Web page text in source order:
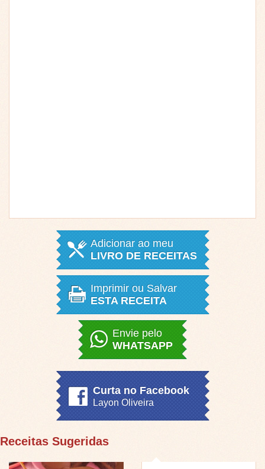
Adicionar ao meu
LIVRO DE RECEITAS
Imprimir ou Salvar
ESTA RECEITA
Envie pelo
WHATSAPP
Curta no Facebook
Layon Oliveira
Receitas Sugeridas